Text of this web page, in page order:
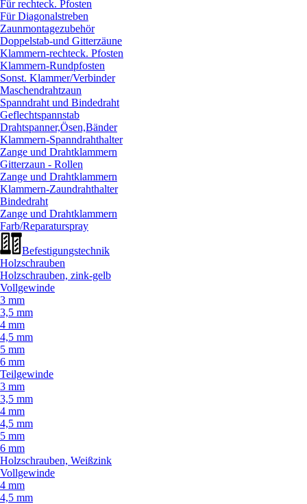
Für rechteck. Pfosten
Für Diagonalstreben
Zaunmontagezubehör
Doppelstab-und Gitterzäune
Klammern-rechteck. Pfosten
Klammern-Rundpfosten
Sonst. Klammer/Verbinder
Maschendrahtzaun
Spanndraht und Bindedraht
Geflechtspannstab
Drahtspanner,Ösen,Bänder
Klammern-Spanndrahthalter
Zange und Drahtklammern
Gitterzaun - Rollen
Zange und Drahtklammern
Klammern-Zaundrahthalter
Bindedraht
Zange und Drahtklammern
Farb/Reparaturspray
Befestigungstechnik
Holzschrauben
Holzschrauben, zink-gelb
Vollgewinde
3 mm
3,5 mm
4 mm
4,5 mm
5 mm
6 mm
Teilgewinde
3 mm
3,5 mm
4 mm
4,5 mm
5 mm
6 mm
Holzschrauben, Weißzink
Vollgewinde
4 mm
4,5 mm